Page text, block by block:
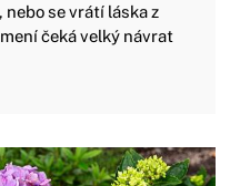
nebo se vrátí láska z
čeká velký návrat